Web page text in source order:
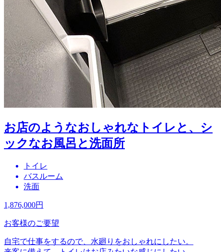
お店のようなおしゃれなトイレと、シ
ックなお風呂と洗面所
トイレ
バスルーム
洗面
1,876,000円
お客様のご要望
自宅で仕事をするので、水廻りをおしゃれにしたい。